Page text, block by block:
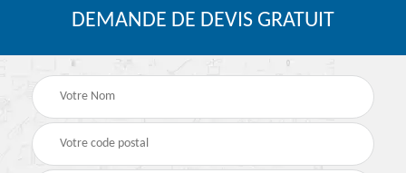
DEMANDE DE DEVIS GRATUIT